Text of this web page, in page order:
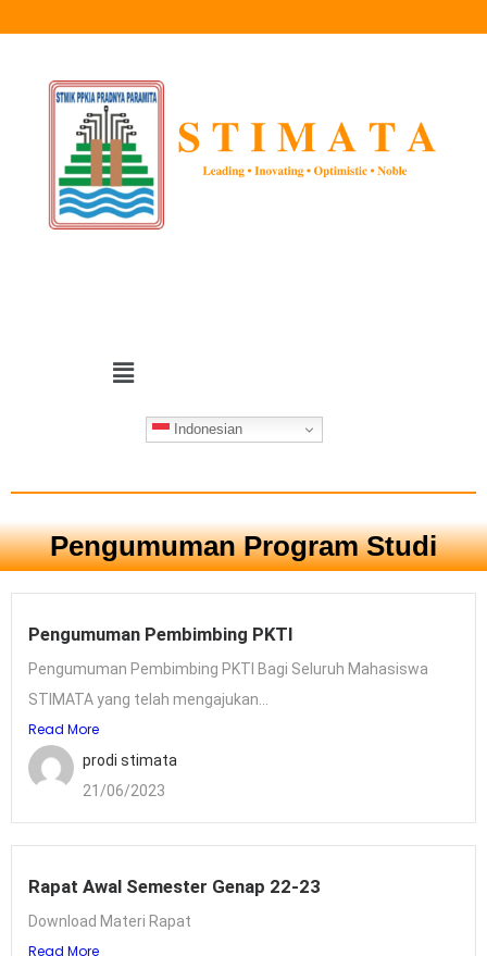
Indonesian
Pengumuman Program Studi
Pengumuman Pembimbing PKTI
Pengumuman Pembimbing PKTI Bagi Seluruh Mahasiswa
STIMATA yang telah mengajukan...
Read More
prodi stimata
21/06/2023
Rapat Awal Semester Genap 22-23
Download Materi Rapat
Read More